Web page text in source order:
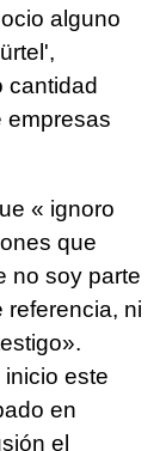
alguno
cantidad
empresas
« ignoro
que
no soy parte
referencia, ni
este
en
el